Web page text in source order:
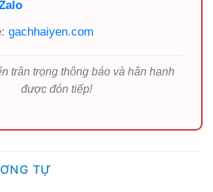
gachhaiyen.com
trân trọng thông báo và hân hạnh
được đón tiếp!
TỰ